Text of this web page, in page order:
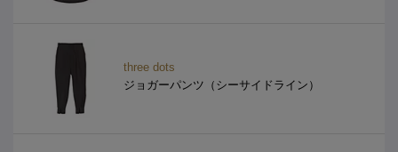
three dots
ジョガーパンツ（シーサイドライン）